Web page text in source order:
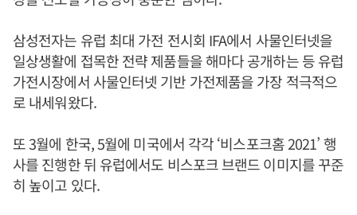
삼성전자는 유럽 최대 가전 전시회 IFA에서 사물인터넷을
일상생활에 접목한 전략 제품들을 해마다 공개하는 등 유럽
가전시장에서 사물인터넷 기반 가전제품을 가장 적극적으
로 내세워왔다.
또 3월에 한국, 5월에 미국에서 각각 ‘비스포크홈 2021’ 행
사를 진행한 뒤 유럽에서도 비스포크 브랜드 이미지를 꾸준
히 높이고 있다.